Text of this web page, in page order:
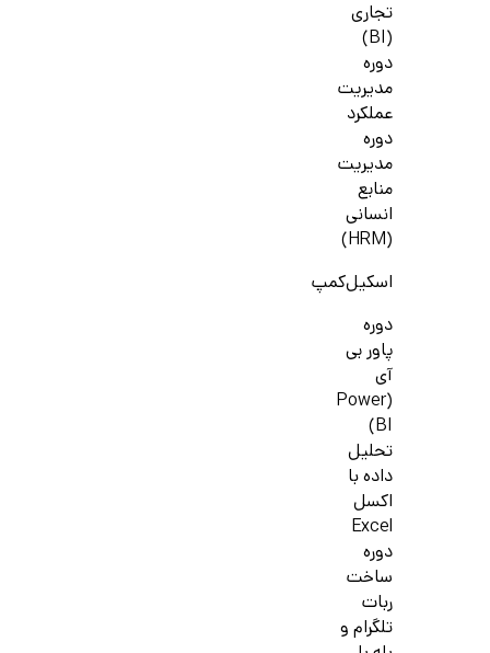
تجاری
(BI)
دوره
مدیریت
عملکرد
دوره
مدیریت
منابع
انسانی
(HRM)
اسکیل‌کمپ
دوره
پاور بی
آی
(Power
BI)
تحلیل
داده با
اکسل
Excel
دوره
ساخت
ربات
تلگرام و